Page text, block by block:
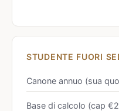
STUDENTE FUORI
Canone annuo (sua
Base di calcolo (cap